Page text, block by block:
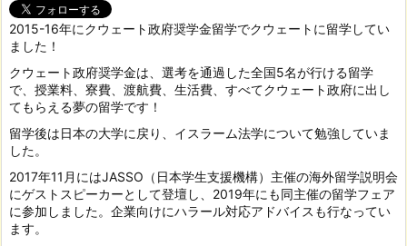
2015-16年にクウェート政府奨学金留学でクウェートに留学してい
ました！
クウェート政府奨学金は、選考を通過した全国5名が行ける留学
で、授業料、寮費、渡航費、生活費、すべてクウェート政府に出し
てもらえる夢の留学です！
留学後は日本の大学に戻り、イスラーム法学について勉強していま
した。
2017年11月にはJASSO（日本学生支援機構）主催の海外留学説明会
にゲストスピーカーとして登壇し、2019年にも同主催の留学フェア
に参加しました。企業向けにハラール対応アドバイスも行なってい
ます。